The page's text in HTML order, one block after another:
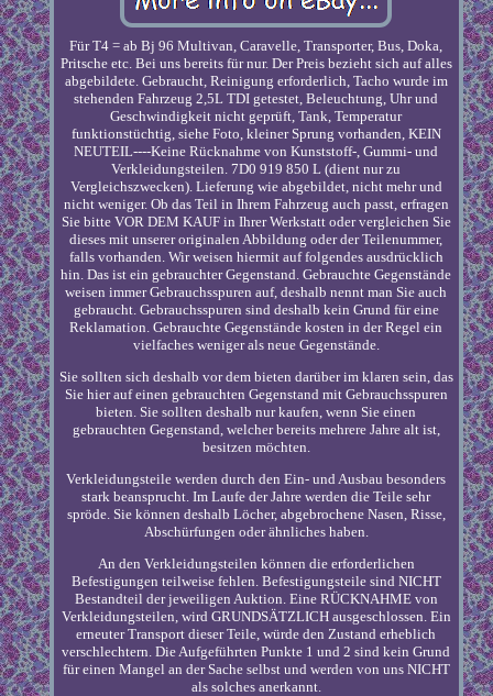
Für T4 = ab Bj 96 Multivan, Caravelle, Transporter, Bus, Doka,
Pritsche etc. Bei uns bereits für nur. Der Preis bezieht sich auf alles
abgebildete. Gebraucht, Reinigung erforderlich, Tacho wurde im
stehenden Fahrzeug 2,5L TDI getestet, Beleuchtung, Uhr und
Geschwindigkeit nicht geprüft, Tank, Temperatur
funktionstüchtig, siehe Foto, kleiner Sprung vorhanden, KEIN
NEUTEIL----Keine Rücknahme von Kunststoff-, Gummi- und
Verkleidungsteilen. 7D0 919 850 L (dient nur zu
Vergleichszwecken). Lieferung wie abgebildet, nicht mehr und
nicht weniger. Ob das Teil in Ihrem Fahrzeug auch passt, erfragen
Sie bitte VOR DEM KAUF in Ihrer Werkstatt oder vergleichen Sie
dieses mit unserer originalen Abbildung oder der Teilenummer,
falls vorhanden. Wir weisen hiermit auf folgendes ausdrücklich
hin. Das ist ein gebrauchter Gegenstand. Gebrauchte Gegenstände
weisen immer Gebrauchsspuren auf, deshalb nennt man Sie auch
gebraucht. Gebrauchsspuren sind deshalb kein Grund für eine
Reklamation. Gebrauchte Gegenstände kosten in der Regel ein
vielfaches weniger als neue Gegenstände.
Sie sollten sich deshalb vor dem bieten darüber im klaren sein, das
Sie hier auf einen gebrauchten Gegenstand mit Gebrauchsspuren
bieten. Sie sollten deshalb nur kaufen, wenn Sie einen
gebrauchten Gegenstand, welcher bereits mehrere Jahre alt ist,
besitzen möchten.
Verkleidungsteile werden durch den Ein- und Ausbau besonders
stark beansprucht. Im Laufe der Jahre werden die Teile sehr
spröde. Sie können deshalb Löcher, abgebrochene Nasen, Risse,
Abschürfungen oder ähnliches haben.
An den Verkleidungsteilen können die erforderlichen
Befestigungen teilweise fehlen. Befestigungsteile sind NICHT
Bestandteil der jeweiligen Auktion. Eine RÜCKNAHME von
Verkleidungsteilen, wird GRUNDSÄTZLICH ausgeschlossen. Ein
erneuter Transport dieser Teile, würde den Zustand erheblich
verschlechtern. Die Aufgeführten Punkte 1 und 2 sind kein Grund
für einen Mangel an der Sache selbst und werden von uns NICHT
als solches anerkannt.